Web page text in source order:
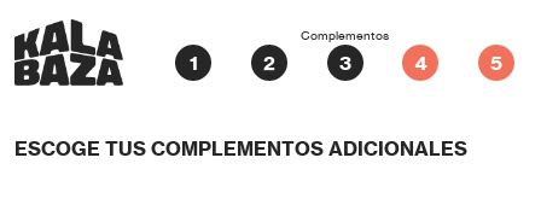
Complementos
ESCOGE TUS COMPLEMENTOS ADICIONALES